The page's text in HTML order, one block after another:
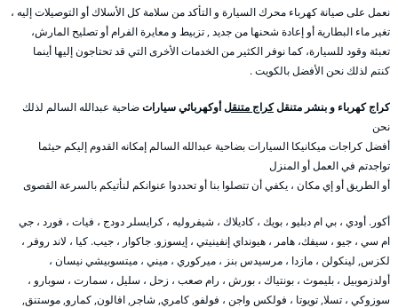
نعمل على صيانة كهرباء محرك السيارة و التأكد من سلامة كل الأسلاك أو التوصيلات إليه ،
تغير ماء البطارية أو إعادة شحنها من جديد , تزبيط و معايرة الفرام أو تصليح المارش،
تعبئة وقود للسيارة، كما نوفر الكثير من الخدمات الأخرى التي قد تحتاجون إليها أينما
كنتم لذلك نحن الأفضل بالكويت .
كراج كهرباء و بنشر متنقلكراج متنقلأوكهربائي سياراتضاحية عبدالله السالم لذلك
نحن
أفضل كراجات ميكانيكا السيارات بضاحية عبدالله السالم إمكانه القدوم إليكم حيثما
تواجدتم في العمل أو المنزل
أو الطريق أو إي مكان ، يكفي أن تتصلوا بنا أو تحددوا عنوانكم لنأتيكم بالسرعة القصوى
أكور. أودي ، بي ام دبليو ، بويك ، كاديلاك ، شيفروليه ، كرايسلر دودج ، فيات ، فورد ، جي
ام سي ، جيو ، سيفك، هامر ، هيونداي إنفينيتي ، إيسوزو. جاكوار ، جيب. كيا ، لاند روفر ،
لكزس, لينكولن ، مازدا ، مرسيدس بنز ، ميركوري ، ميني ، ميتسوبيشي نيسان ،
أولدزموبيل ، بليموث ، بونتياك ، بورش ، رام صعب ، زحل ، سليل ، سمارت ، سوبارو ،
سوزوكي ، تسلا, تويوتا ، فولكس واجن ، فولفو, كامري, شاجر, افالون, كمارو, موستنق,